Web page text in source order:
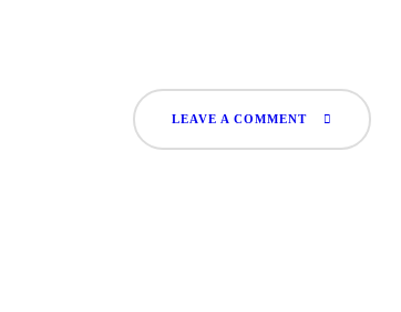
LEAVE A COMMENT